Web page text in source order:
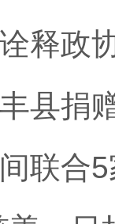
释政
县捐
联合